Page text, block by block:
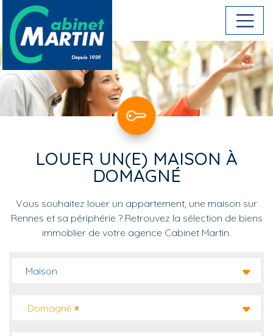
Aller au contenu principal
LOUER UN(E) MAISON À
DOMAGNÉ
Vous souhaitez louer un appartement, une maison sur
Rennes et sa périphérie ? Retrouvez la sélection de biens
immoblier de votre agence Cabinet Martin.
Maison
×
Domagné